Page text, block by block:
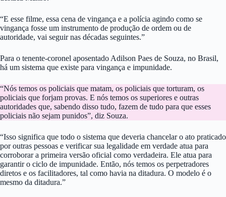
“E esse filme, essa cena de vingança e a polícia agindo como se
vingança fosse um instrumento de produção de ordem ou de
autoridade, vai seguir nas décadas seguintes.”
Para o tenente-coronel aposentado Adilson Paes de Souza, no Brasil,
há um sistema que existe para vingança e impunidade.
“Nós temos os policiais que matam, os policiais que torturam, os
policiais que forjam provas. E nós temos os superiores e outras
autoridades que, sabendo disso tudo, fazem de tudo para que esses
policiais não sejam punidos”, diz Souza.
“Isso significa que todo o sistema que deveria chancelar o ato praticado
por outras pessoas e verificar sua legalidade em verdade atua para
corroborar a primeira versão oficial como verdadeira. Ele atua para
garantir o ciclo de impunidade. Então, nós temos os perpetradores
diretos e os facilitadores, tal como havia na ditadura. O modelo é o
mesmo da ditadura.”